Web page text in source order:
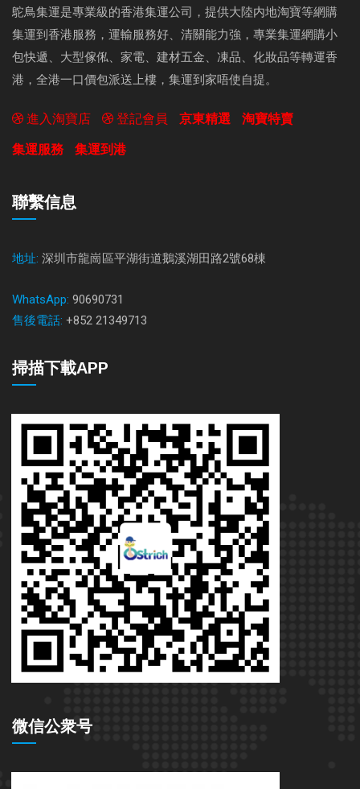
鴕鳥集運是專業級的香港集運公司，提供大陸内地淘寶等網購
集運到香港服務，運輸服務好、清關能力強，專業集運網購小
包快遞、大型傢俬、家電、建材五金、凍品、化妝品等轉運香
港，全港一口價包派送上樓，集運到家唔使自提。
進入淘寶店 登記會員 京東精選
淘寶特賣
集運服務
集運到港
聯繫信息
地址: 深圳市龍崗區平湖街道鵝溪湖田路2號68棟
WhatsApp: 90690731
售後電話: +852 21349713
掃描下載APP
微信公衆号